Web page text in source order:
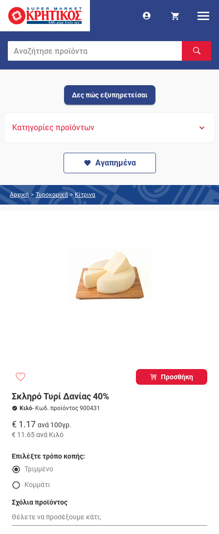
Δες πώς εξυπηρετείσαι
Κατηγορίες προϊόντων
Αγαπημένα
Αρχική > Τυροκομικά > Κίτρινα
Προσθήκη
Σκληρό Τυρί Δανίας 40%
Κιλό- Κωδ. προϊόντος 900431
€ 1.17 ανά 100γρ.
€ 11.65ανά Κιλό
Επιλέξτε τρόπο κοπής:
Τριμμένο
Κομμάτι
Σχόλια προϊόντος